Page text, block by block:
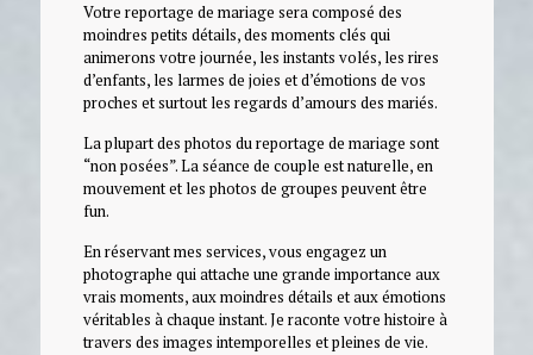
Votre reportage de mariage sera composé des
moindres petits détails, des moments clés qui
animerons votre journée, les instants volés, les rires
d’enfants, les larmes de joies et d’émotions de vos
proches et surtout les regards d’amours des mariés.
La plupart des photos du reportage de mariage sont
“non posées”. La séance de couple est naturelle, en
mouvement et les photos de groupes peuvent être
fun.
En réservant mes services, vous engagez un
photographe qui attache une grande importance aux
vrais moments, aux moindres détails et aux émotions
véritables à chaque instant. Je raconte votre histoire à
travers des images intemporelles et pleines de vie.